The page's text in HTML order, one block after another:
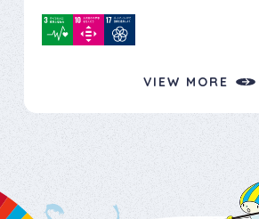
かけで全国から数十台のキャンピング
応援職員の宿泊場所として活用されて
キャンピングカーはボランティアの方
「困っている方々の助けになりたい」
として掲げており、今回のキャンピン
VIEW MORE